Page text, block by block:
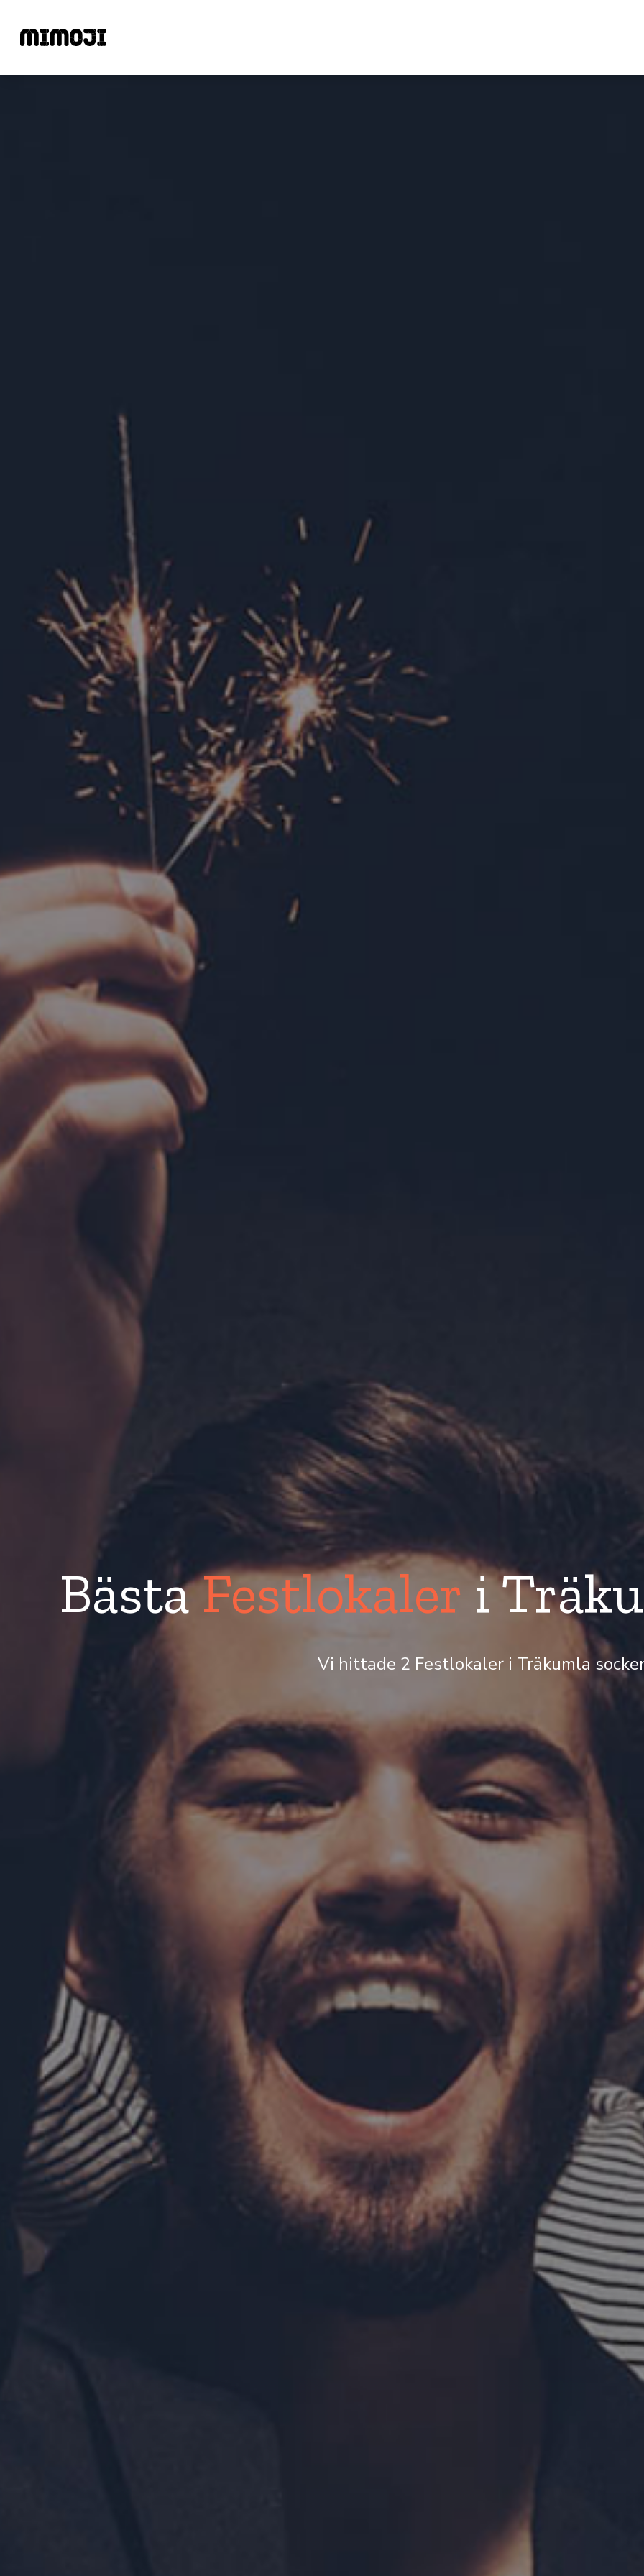
BästaFestlokaleri
Vi hittade 2 Festlokaler i Träkumla